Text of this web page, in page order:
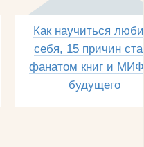
Как научиться
себя, 15 причин
фанатом книг и
будущего